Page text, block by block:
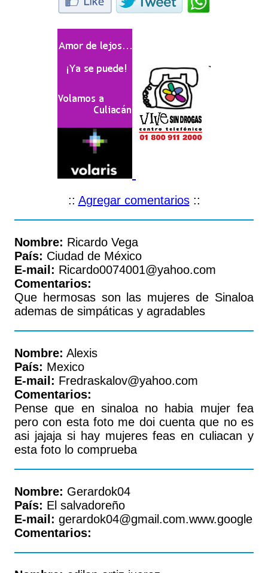
:: Agregar comentarios::
Nombre: Ricardo Vega
País: Ciudad de México
E-mail: Ricardo0074001@yahoo.com
Comentarios:
Que hermosas son las mujeres de Sinaloa
ademas de simpáticas y agradables
Nombre: Alexis
País: Mexico
E-mail: Fredraskalov@yahoo.com
Comentarios:
Pense que en sinaloa no habia mujer fea
pero con esta foto me doi cuenta que no es
asi jajaja si hay mujeres feas en culiacan y
esta foto lo comprueba
Nombre: Gerardok04
País: El salvadoreño
E-mail: gerardok04@gmail.com.www.google
Comentarios: